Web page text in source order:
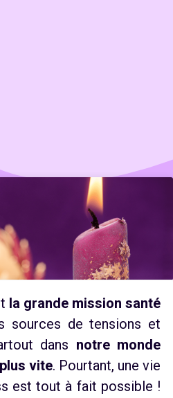
la grande mission santé
sources de tensions et
dans notre monde
vite. Pourtant, une vie
est tout à fait possible !